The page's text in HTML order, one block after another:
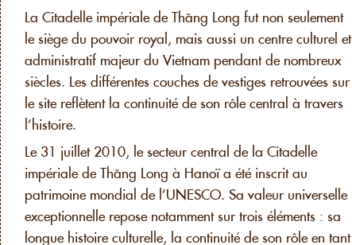
La Citadelle impériale de Thăng Long fut non seulement
le siège du pouvoir royal, mais aussi un centre culturel et
administratif majeur du Vietnam pendant de nombreux
siècles. Les différentes couches de vestiges retrouvées sur
le site reflètent la continuité de son rôle central à travers
l’histoire.
Le 31 juillet 2010, le secteur central de la Citadelle
impériale de Thăng Long à Hanoï a été inscrit au
patrimoine mondial de l’UNESCO. Sa valeur universelle
exceptionnelle repose notamment sur trois éléments : sa
longue histoire culturelle, la continuité de son rôle en tant